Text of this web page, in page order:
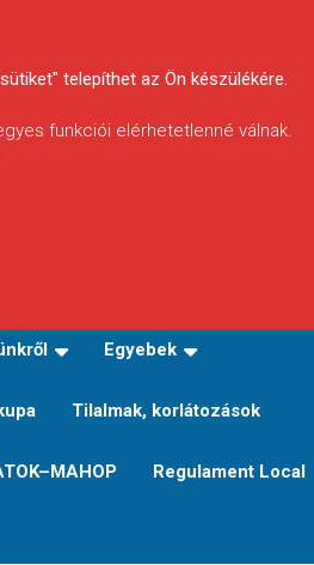
Egyebek
Tilalmak, korlátozások
Regulament Local
telepíthet az Ön készülékére.
funkciói elérhetetlenné válnak.